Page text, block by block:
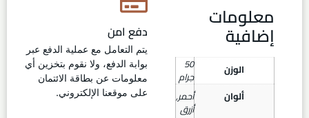
معلومات
إضافية
الوزن 50
جرام
ألوان
أحمر,
أزرق
دفع امن
يتم التعامل مع عملية الدفع عبر
بوابة الدفع، ولا نقوم بتخزين أي
معلومات عن بطاقة الائتمان
على موقعنا الإلكتروني.